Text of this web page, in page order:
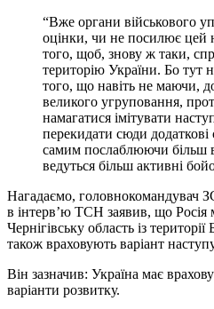
“Вже органи військового
оцінки, чи не посилює цей
того, щоб, знову ж таки,
територію України. Бо тут
того, що навіть не маючи,
великого угруповання,
намагатися імітувати
перекидати сюди
самим послаблюючи більш
ведуться більш активні
Нагадаємо, головнокомандувач
в інтерв’ю ТСН заявив, що Росія
Чернігівську область із
також враховують варіант
Він зазначив: Україна має
варіанти розвитку.